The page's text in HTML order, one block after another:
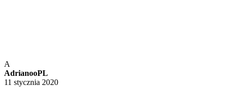
A
AdrianooPL
11 stycznia 2020